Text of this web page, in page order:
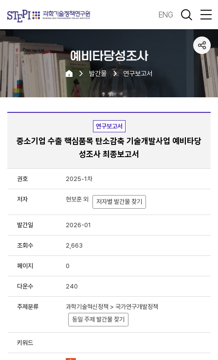
ENG
예비타당성조사
발간물 연구보고서
에 항상 감사드립니다.
한 연구성과물로 저작권 및 이용조건 등을 준수하여 활용해 주시
원 연구성과물 활용 현황 및 서비스 분석을 위한 기초자료로 활용
연구보고서
중소기업 수출 핵심품목 탄소감축 기술개발사업 예비타당
성조사 최종보고서
권호 2025-1차
저자 현보훈 외 저자별 발간물 찾기
발간일 2026-01
조회수 2,663
페이지 0
다운수 240
주제분류
과학기술혁신정책 > 국가연구개발정책
동일 주제 발간물 찾기
키워드